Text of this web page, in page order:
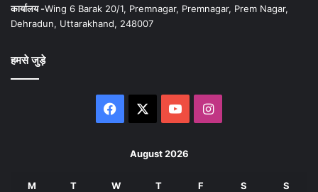
कार्यालय -Wing 6 Barak 20/1, Premnagar, Premnagar, Prem Nagar,
Dehradun, Uttarakhand, 248007
हमसे जुड़े
Facebook YouTubeInstagram
August 2026
M T W T F S S